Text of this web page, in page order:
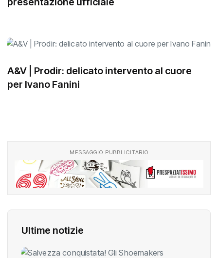
A&V | Prodir: delicato intervento al cuore
per Ivano Fanini
MESSAGGIO PUBBLICITARIO
Ultime notizie